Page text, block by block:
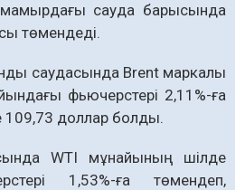
сауда барысында
төмендеді.
саудасында Brent маркалы
фьючерстері 2,11%-ға
109,73 доллар болды.
WTI мұнайының шілде
1,53%-ға төмендеп,